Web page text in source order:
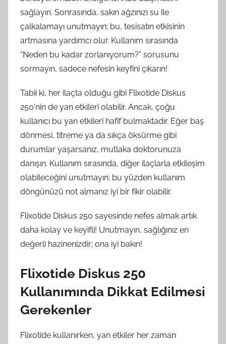
sağlayın. Sonrasında, sakın ağzınızı su ile
çalkalamayı unutmayın; bu, tesisatın etkisinin
artmasına yardımcı olur. Kullanım sırasında
“Neden bu kadar zorlanıyorum?” sorusunu
sormayın, sadece nefesin keyfini çıkarın!
Tabii ki, her ilaçta olduğu gibi Flixotide Diskus
250'nin de yan etkileri olabilir. Ancak, çoğu
kullanıcı bu yan etkileri hafif bulmaktadır. Eğer baş
dönmesi, titreme ya da sıkça öksürme gibi
durumlar yaşarsanız, mutlaka doktorunuza
danışın. Kullanım sırasında, diğer ilaçlarla etkileşim
olabileceğini unutmayın; bu yüzden kullanım
döngünüzü not almanız iyi bir fikir olabilir.
Flixotide Diskus 250 sayesinde nefes almak artık
daha kolay ve keyifli! Unutmayın, sağlığınız en
değerli hazinenizdir; ona iyi bakın!
Flixotide Diskus 250
Kullanımında Dikkat Edilmesi
Gerekenler
Flixotide kullanırken, yan etkiler her zaman